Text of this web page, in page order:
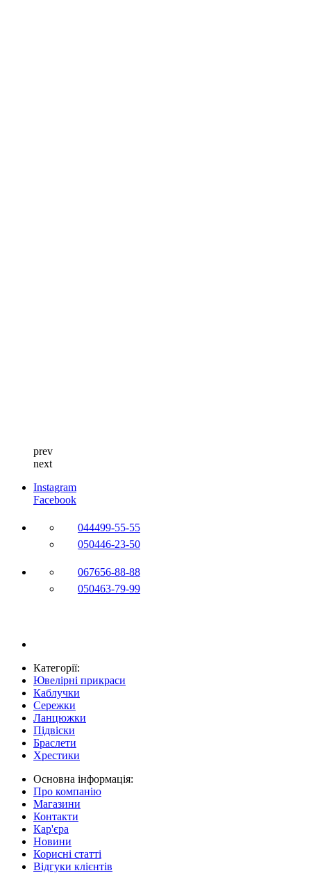
prev
next
Instagram
Facebook
044499-55-55
050446-23-50
067656-88-88
050463-79-99
Категорії:
Ювелірні прикраси
Каблучки
Сережки
Ланцюжки
Підвіски
Браслети
Хрестики
Основна інформація:
Про компанію
Магазини
Контакти
Кар'єра
Новини
Корисні статті
Відгуки клієнтів